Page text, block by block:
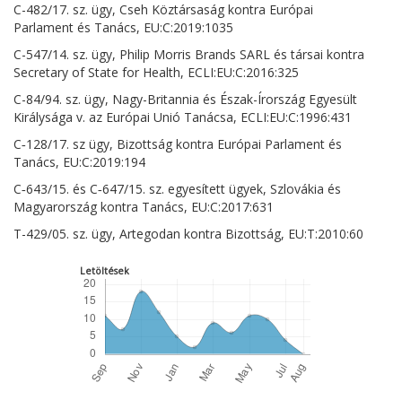
C-482/17. sz. ügy, Cseh Köztársaság kontra Európai
Parlament és Tanács, EU:C:2019:1035
C-547/14. sz. ügy, Philip Morris Brands SARL és társai kontra
Secretary of State for Health, ECLI:EU:C:2016:325
C-84/94. sz. ügy, Nagy-Britannia és Észak-Írország Egyesült
Királysága v. az Európai Unió Tanácsa, ECLI:EU:C:1996:431
C‑128/17. sz ügy, Bizottság kontra Európai Parlament és
Tanács, EU:C:2019:194
C‑643/15. és C‑647/15. sz. egyesített ügyek, Szlovákia és
Magyarország kontra Tanács, EU:C:2017:631
T-429/05. sz. ügy, Artegodan kontra Bizottság, EU:T:2010:60
Letöltések